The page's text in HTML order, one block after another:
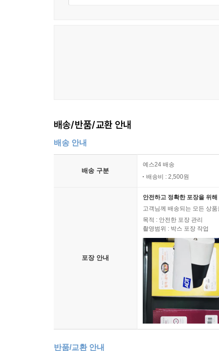
배송/반품/교환 안내
배송 안내
배송 구분
예스24 배송
배송비 : 2,500원
포장 안내
안전하고 정확한 포장을 위
고객님께 배송되는 모든 상
목적 : 안전한 포장 관리
촬영범위 : 박스 포장 작업
반품/교환 안내